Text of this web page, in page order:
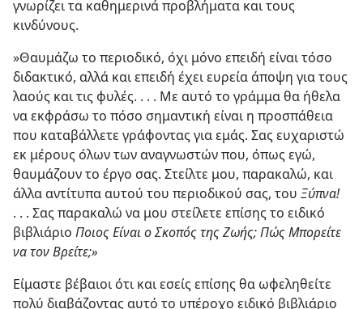
γνωρίζει τα καθημερινά προβλήματα και τους
κινδύνους.
»Θαυμάζω το περιοδικό, όχι μόνο επειδή είναι τόσο
διδακτικό, αλλά και επειδή έχει ευρεία άποψη για τους
λαούς και τις φυλές. . . . Με αυτό το γράμμα θα ήθελα
να εκφράσω το πόσο σημαντική είναι η προσπάθεια
που καταβάλλετε γράφοντας για εμάς. Σας ευχαριστώ
εκ μέρους όλων των αναγνωστών που, όπως εγώ,
θαυμάζουν το έργο σας. Στείλτε μου, παρακαλώ, και
άλλα αντίτυπα αυτού του περιοδικού σας, του Ξύπνα!
. . . Σας παρακαλώ να μου στείλετε επίσης το ειδικό
βιβλιάριο Ποιος Είναι ο Σκοπός της Ζωής; Πώς Μπορείτε
να τον Βρείτε;»
Είμαστε βέβαιοι ότι και εσείς επίσης θα ωφεληθείτε
πολύ διαβάζοντας αυτό το υπέροχο ειδικό βιβλιάριο